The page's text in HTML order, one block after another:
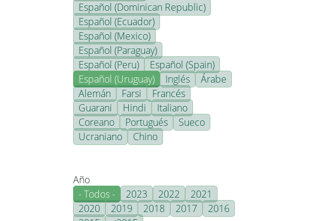
Español (Dominican Republic)
Español (Ecuador)
Español (Mexico)
Español (Paraguay)
Español (Peru)
Español (Spain)
Español (Uruguay)
Inglés
Árabe
Alemán
Farsi
Francés
Guarani
Hindi
Italiano
Coreano
Portugués
Sueco
Ucraniano
Chino
Año
- Todos -
2023 2022
2021
2020
2019 2018 2017
2016